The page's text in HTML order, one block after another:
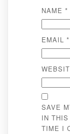
NAME *
EMAIL *
SAVE
IN
TIME I